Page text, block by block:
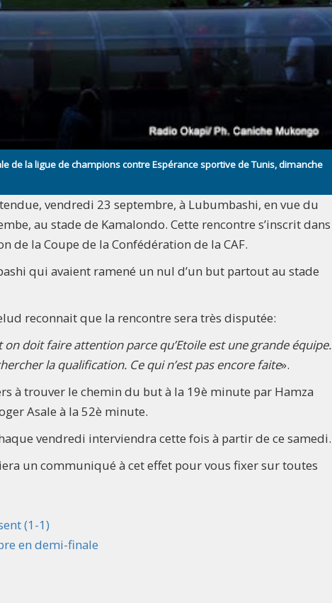
de la ligue de champions contre Espérance sportive de Tunis, dimanche
vendredi 23 septembre, à Lubumbashi, en vue du
au stade de Kamalondo. Cette rencontre s’inscrit dans
de la Coupe de la Confédération de la CAF.
qui avaient ramené un nul d’un but partout au stade
reconnait que la rencontre sera très disputée:
doit faire attention parce qu’Etoile est une grande équipe.
la qualification. Ce qui n’est pas encore faite».
à trouver le chemin du but à la 19è minute par Hamza
Asale à la 52è minute.
vendredi interviendra cette fois à partir de ce samedi.
un communiqué à cet effet pour vous fixer sur toutes
(1-1)
en demi-finale